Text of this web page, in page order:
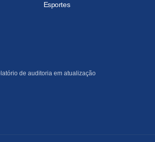
Esportes
de auditoria em atualização